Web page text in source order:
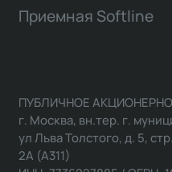
Приемная Softline
ПУБЛИЧНОЕ
г. Москва, вн.тер. г.
ул Льва Толстого, д. 5,
2А (А311)